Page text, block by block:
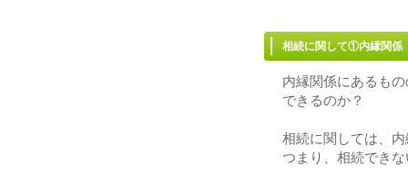
相続に関して
内縁関係にあるも
できるのか？
相続に関しては、
つまり、相続でき